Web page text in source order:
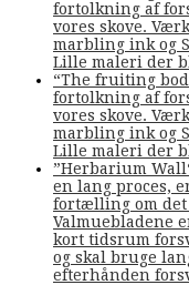
fortolkning af
vores skove.
marbling ink og
Lille maleri der
“The fruiting
fortolkning af
vores skove.
marbling ink og
Lille maleri der
”Herbarium
en lang proces,
fortælling om det
Valmuebladene
kort tidsrum
og skal bruge
efterhånden